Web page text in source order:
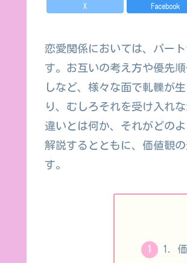
X Facebook
恋愛関係においては、パー
す。お互いの考え方や優先
しなど、様々な面で軋轢が
り、むしろそれを受け入れ
違いとは何か、それがどの
解説するとともに、価値観
す。
1. 価